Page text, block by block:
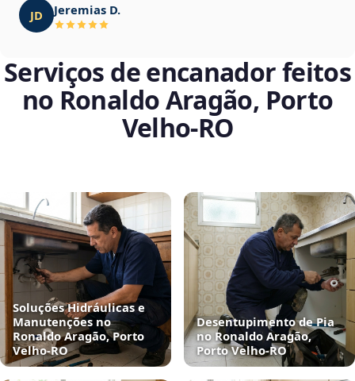
JD Jeremias D.
Serviços de encanador feitos
no Ronaldo Aragão, Porto
Velho‑RO
Soluções Hidráulicas e
Manutenções no
Ronaldo Aragão, Porto
Velho‑RO
Desentupimento de Pia
no Ronaldo Aragão,
Porto Velho‑RO